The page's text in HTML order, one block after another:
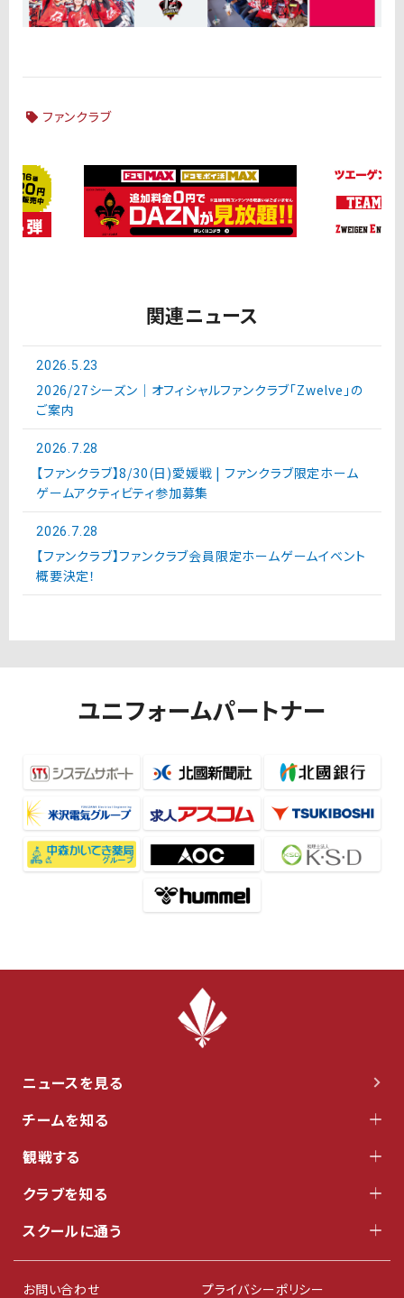
ファンクラブ
関連ニュース
2026.5.23
2026/27シーズン｜オフィシャルファンクラブ「Zwelve」の
ご案内
2026.7.28
【ファンクラブ】8/30(日)愛媛戦 | ファンクラブ限定ホーム
ゲームアクティビティ参加募集
2026.7.28
【ファンクラブ】ファンクラブ会員限定ホームゲームイベント
概要決定！
ユニフォームパートナー
ニュースを見る
チームを知る
観戦する
クラブを知る
スクールに通う
お問い合わせ プライバシーポリシー